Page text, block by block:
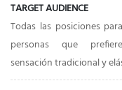
TARGET AUDIENCE
Todas las posiciones
personas que
sensación tradicional y